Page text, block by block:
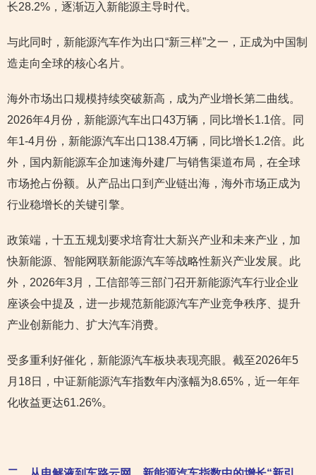
长28.2%，逐渐迈入新能源主导时代。
与此同时，新能源汽车作为出口“新三样”之一，正成为中国制
造走向全球的核心名片。
海外市场出口规模持续突破新高，成为产业增长第二曲线。
2026年4月份，新能源汽车出口43万辆，同比增长1.1倍。同
年1-4月份，新能源汽车出口138.4万辆，同比增长1.2倍。此
外，国内新能源车企加速海外建厂与销售渠道布局，在全球
市场抢占份额。从产品出口到产业链出海，海外市场正成为
行业稳增长的关键引擎。
政策端，十五五规划要求培育壮大新兴产业和未来产业，加
快新能源、智能网联新能源汽车等战略性新兴产业发展。此
外，2026年3月，工信部等三部门召开新能源汽车行业企业
座谈会中提及，进一步规范新能源汽车产业竞争秩序、提升
产业创新能力、扩大汽车消费。
受多重利好催化，新能源汽车板块表现亮眼。截至2026年5
月18日，中证新能源汽车指数年内涨幅为8.65%，近一年年
化收益更达61.26%。